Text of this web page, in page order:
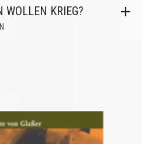
WOLLEN KRIEG?